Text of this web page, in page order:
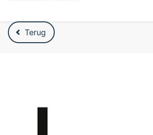
Verder naar product beschrijving
Terug